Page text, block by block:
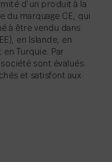
d’un produit à la
du marquage CE, qui
à être vendu dans
en Islande, en
en Turquie. Par
sont évalués
et satisfont aux